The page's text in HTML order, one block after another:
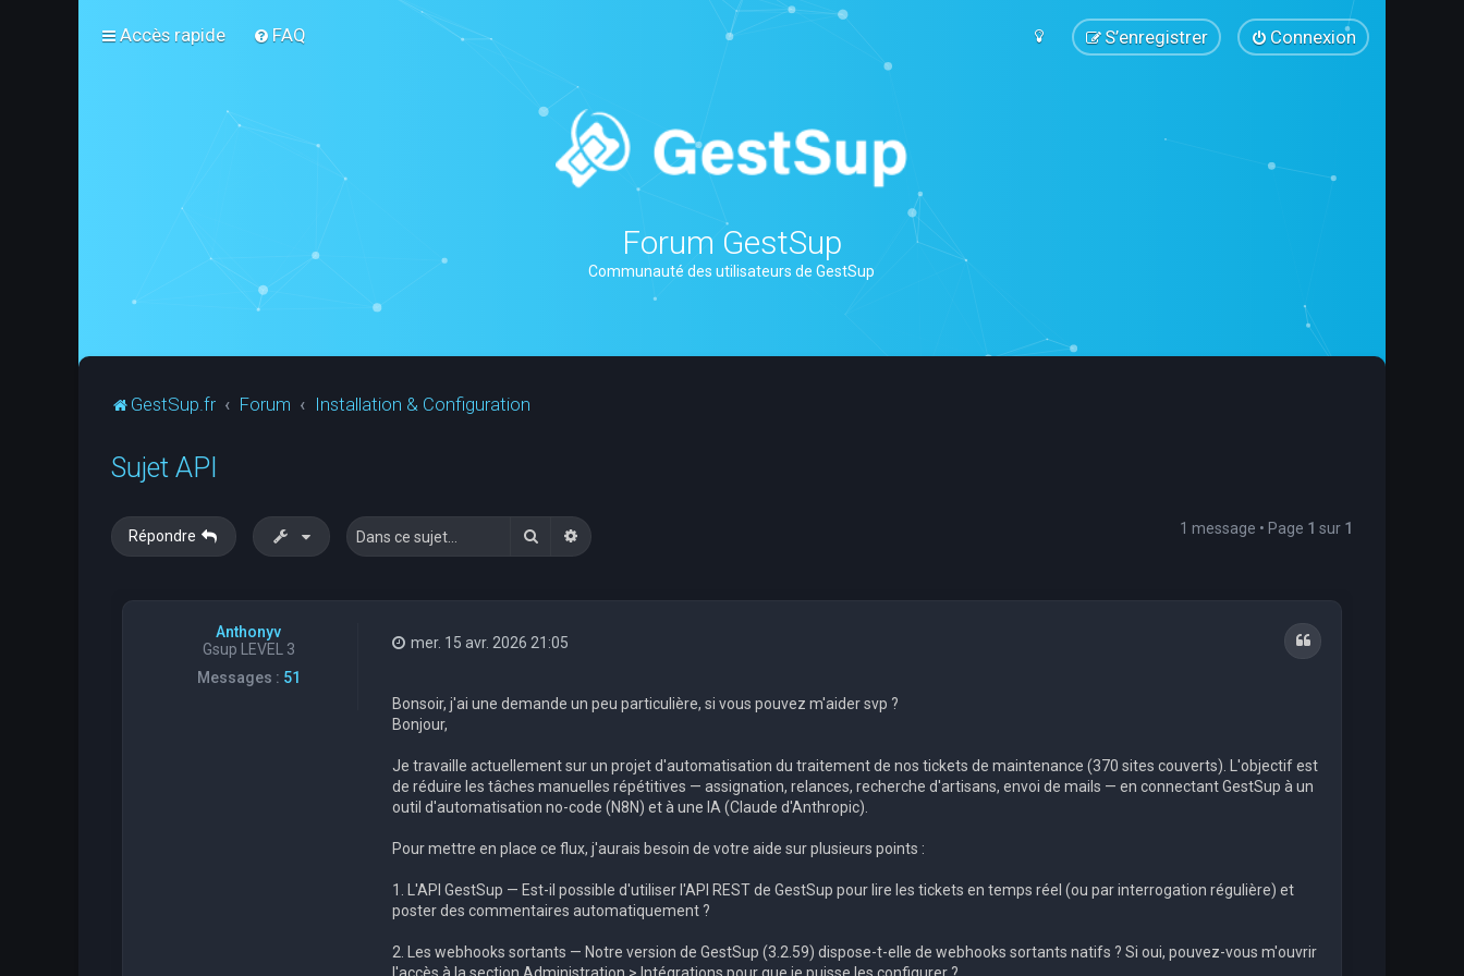
Accès rapide FAQ Connexion
S’enregistrer
Forum GestSup
Communauté des utilisateurs de GestSup
GestSup.fr Forum Installation & Configuration
Sujet API
Répondre RechercherRecherche avancée 1 message • Page 1 sur 1
Anthonyv
Gsup LEVEL 3
Messages : 51
Citation
mer. 15 avr. 2026 21:05
Bonsoir, j'ai une demande un peu particulière, si vous pouvez m'aider svp ?
Bonjour,
Je travaille actuellement sur un projet d'automatisation du traitement de nos tickets de maintenance (370 sites couverts). L'objectif est
de réduire les tâches manuelles répétitives — assignation, relances, recherche d'artisans, envoi de mails — en connectant GestSup à un
outil d'automatisation no-code (N8N) et à une IA (Claude d'Anthropic).
Pour mettre en place ce flux, j'aurais besoin de votre aide sur plusieurs points :
1. L'API GestSup — Est-il possible d'utiliser l'API REST de GestSup pour lire les tickets en temps réel (ou par interrogation régulière) et
poster des commentaires automatiquement ?
2. Les webhooks sortants — Notre version de GestSup (3.2.59) dispose-t-elle de webhooks sortants natifs ? Si oui, pouvez-vous m'ouvrir